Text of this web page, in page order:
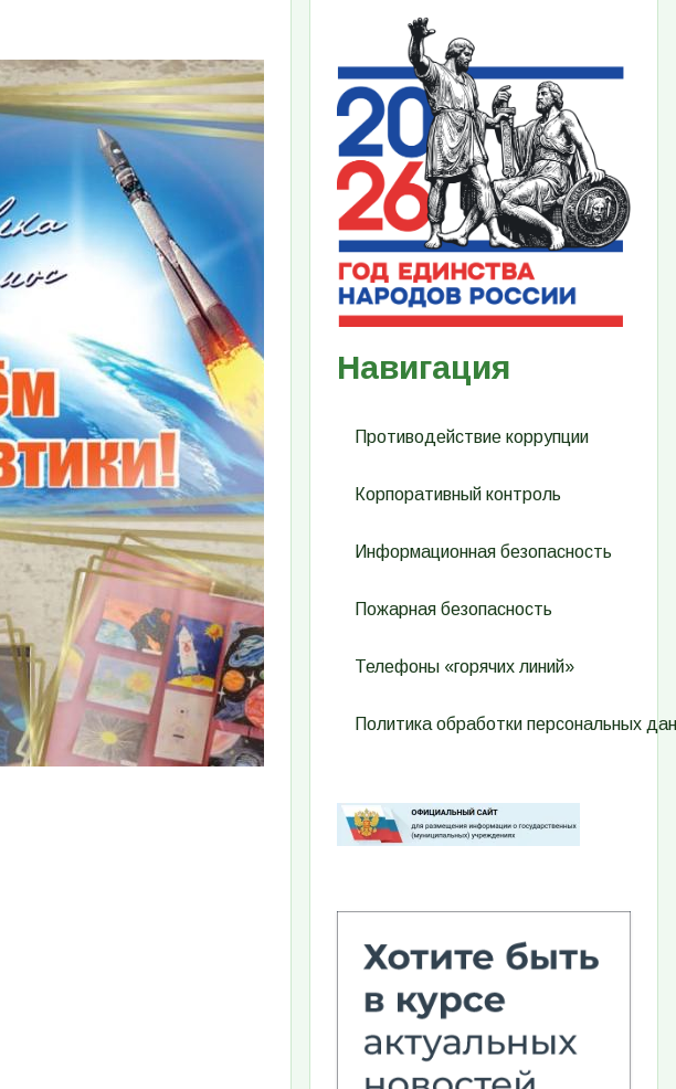
Навигация
Противодействие коррупции
Корпоративный контроль
Информационная безопасность
Пожарная безопасность
Телефоны «горячих линий»
Политика обработки персональных
Изображение